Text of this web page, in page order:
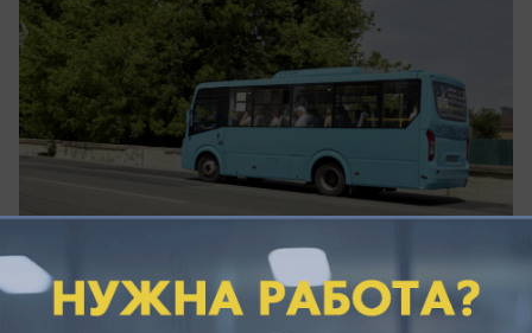
В 2021 году общественный транспорт
Ставрополя перешел из-под контроля городской